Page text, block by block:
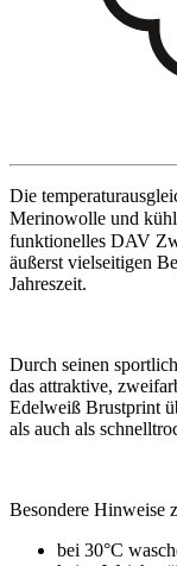
Die
Merinowolle und
funktionelles DAV
äußerst vielseitigen
Jahreszeit.
Durch seinen
das attraktive,
Edelweiß Brustprint
als auch als
Besondere Hinweise
bei 30°C